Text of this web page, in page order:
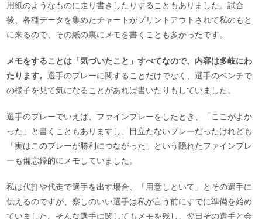
用紙のようなものに走り書きしたりすることもありました。試合
後、各種データを集めたチャートがプリントアウトされて私のもと
に来るので、その紙の裏にメモを書くことも多かったです。
メモをすることは「気づいたこと」すべてなので、内容は多岐にわ
たります。選手のプレーに関することだけでなく、選手のベンチで
の様子を見て気になることがあれば書いたりもしていました。
選手のプレーでいえば、ファインプレーをしたとき、「ここがよか
った」と書くこともありますし、目立たないプレーだったけれども
「実はこのプレーが勝利につながった」という隠れたファインプレ
ーも備忘録的にメモしていました。
私は代打や代走で選手を出す場合、「用意しといて」とその選手に
伝えるのですが、察しのいい選手は私が言う前にすでに準備を始め
ていました。そんな選手に関してもメモを残し、翌日その選手と会